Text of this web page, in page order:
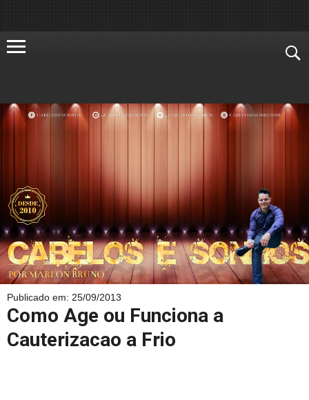
Publicado em: 25/09/2013
Como Age ou Funciona a
Cauterizacao a Frio